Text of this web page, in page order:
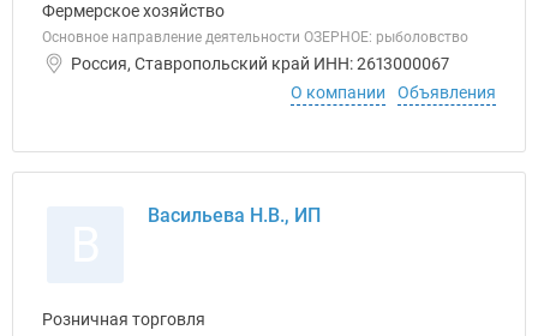
Фермерское хозяйство
Основное направление деятельности ОЗЕРНОЕ: рыболовство
Россия, Ставропольский край ИНН: 2613000067
О компании
Объявления
Васильева Н.В., ИП
Розничная торговля